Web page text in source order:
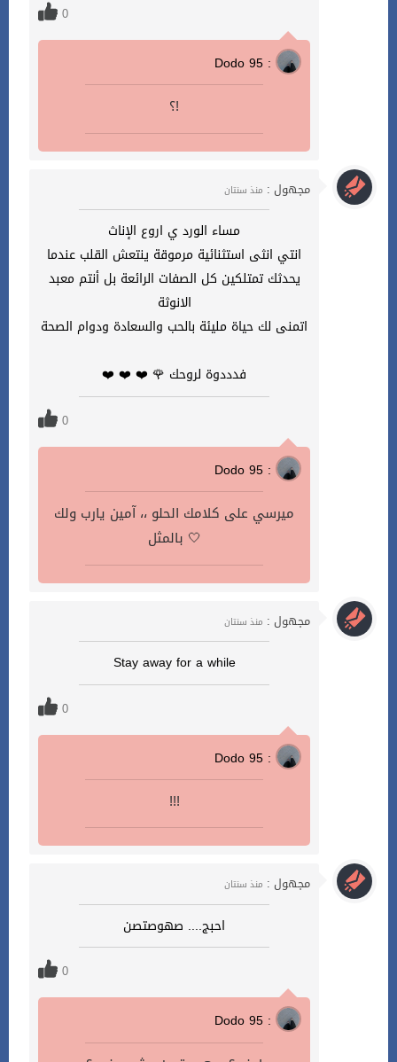
0
Dodo 95 :
؟!
مجهول : منذ سنتان
مساء الورد ي اروع الإناث
انتي انثى استثنائية مرموقة ينتعش القلب عندما
يحدثك تمتلكين كل الصفات الرائعة بل أنتم معبد
الانوثة
اتمنى لك حياة مليئة بالحب والسعادة ودوام الصحة
فدددوة لروحك 🌹 ❤️ ❤️ ❤️
0
Dodo 95 :
ميرسي على كلامك الحلو ،، آمين يارب ولك
بالمثل 🤍
مجهول : منذ سنتان
Stay away for a while
0
Dodo 95 :
!!!
مجهول : منذ سنتان
احبج.... صهوصتصن
0
Dodo 95 :